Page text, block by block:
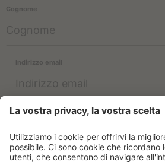
Cognome
Indirizzo email
Informativa sulla privacy .